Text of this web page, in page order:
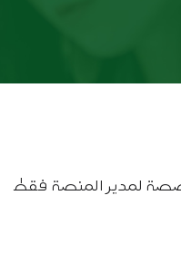
لمدير المنصة فقط